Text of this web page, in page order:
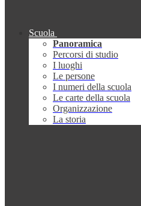
Scuola
Panoramica
Percorsi di studio
I luoghi
Le persone
I numeri della scuola
Le carte della scuola
Organizzazione
La storia